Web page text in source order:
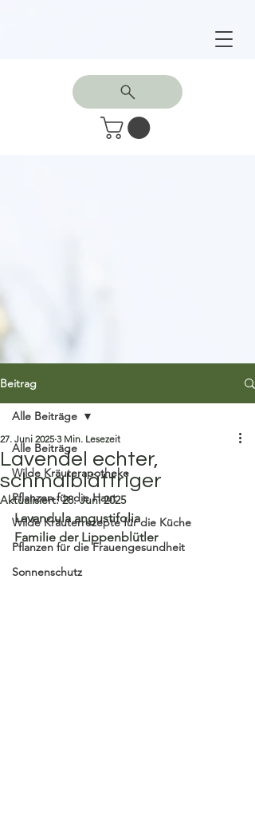
Beitrag
Alle Beiträge
Wilde Kräuterapotheke
Pflanzen für die Haut
Wilde Kräuterrezepte für die Küche
Pflanzen für die Frauengesundheit
Sonnenschutz
Alle Beiträge
Lavendel echter,
schmalblättriger
27. Juni 2025 3 Min. Lesezeit
Aktualisiert:28. Juni 2025
Lavandula angustifolia
Familie der Lippenblütler